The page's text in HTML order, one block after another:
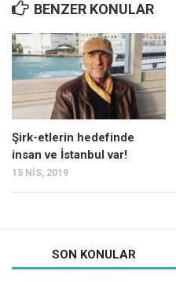
BENZER KONULAR
Şirk-etlerin hedefinde
insan ve İstanbul var!
15 NIS, 2019
SON KONULAR